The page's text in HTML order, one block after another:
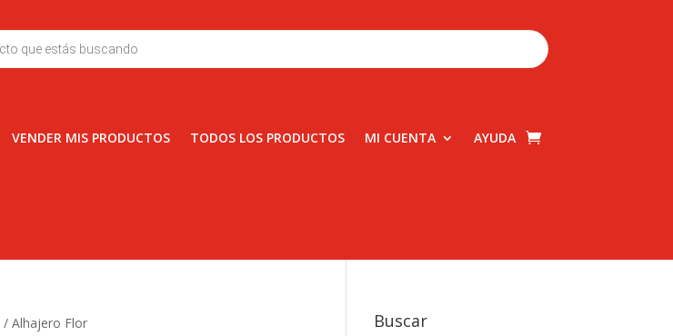
VENDER MIS PRODUCTOS TODOS LOS PRODUCTOS MI CUENTA AYUDA
/ Alhajero Flor Buscar